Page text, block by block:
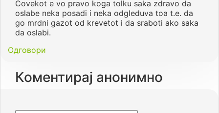
Covekot e vo pravo koga tolku saka zdravo da
oslabe neka posadi i neka odgleduva toa t.e. da
go mrdni gazot od krevetot i da sraboti ako saka
da oslabi.
Одговори
Коментирај анонимно